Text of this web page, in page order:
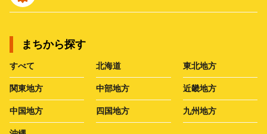
まちから探す
すべて 北海道 東北地方
関東地方 中部地方 近畿地方
中国地方 四国地方 九州地方